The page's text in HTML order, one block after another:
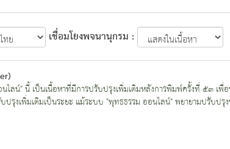
เชื่อมโยงพจนานุกรม :
ไลน์" นี้ เป็นเนื้อหาที่มีการปรับปรุงเพิ่มเติมหลังการพิมพ์ครั้งที่ ๕๓ เ
รุงเพิ่มเติมเป็นระยะ แม้ระบบ "พุทธธรรม ออนไลน์" พยายามปรั